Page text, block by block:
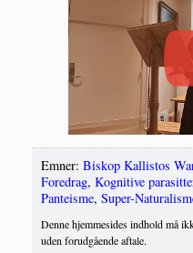
Emner: Biskop Kallistos
Foredrag, Kognitive
Panteisme, Super-
Denne hjemmesides indhold må
uden forudgående aftale.